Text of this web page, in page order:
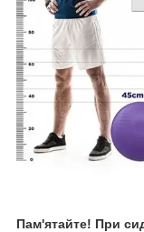
Пам'ятайте! При